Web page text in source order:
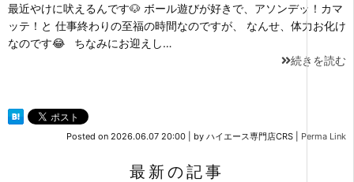
最近やけに吠えるんです🐶 ボール遊びが好きで、アソンデッ！カマ
ッテ！と 仕事終わりの至福の時間なのですが、 なんせ、体力お化け
なのです😂 ちなみにお迎えし…
続きを読む
Posted on 2026.06.07 20:00 by ハイエース専門店CRS Perma Link
最新の記事